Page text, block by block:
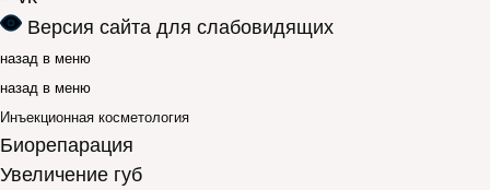
Версия сайта для слабовидящих
назад в меню
назад в меню
Инъекционная косметология
Биорепарация
Увеличение губ